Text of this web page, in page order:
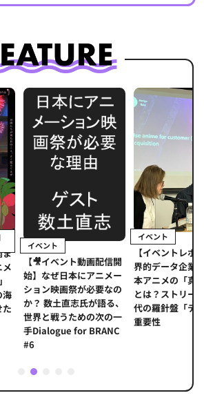
ま
メ
海
イベント
【🎥イベント動画配信開
始】なぜ日本にアニメー
ション映画祭が必要なの
か？ 数土直志氏が語る、
世界と戦うための次の一
手Dialogue for BRANC
#6
イベント
【イベントレポ
界的データ企業
本アニメの「真
とは？ストリー
代の羅針盤「デ
重要性
2